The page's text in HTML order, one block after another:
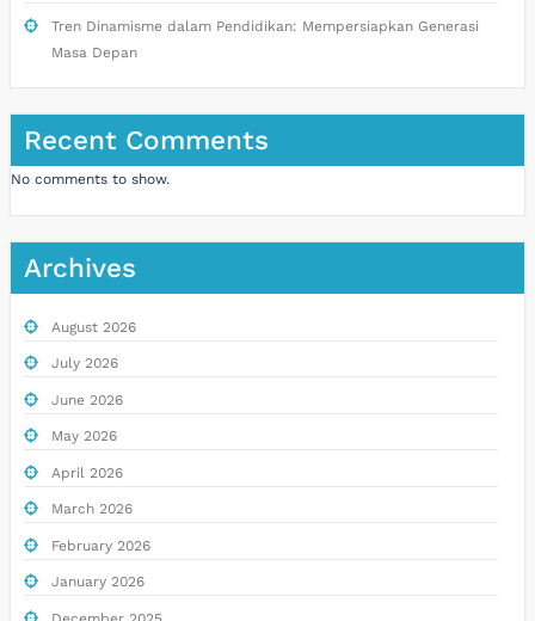
Tren Dinamisme dalam Pendidikan: Mempersiapkan Generasi
Masa Depan
Recent Comments
No comments to show.
Archives
August 2026
July 2026
June 2026
May 2026
April 2026
March 2026
February 2026
January 2026